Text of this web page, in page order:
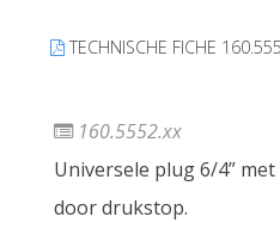
TECHNISCHE FICHE
160.5552.xx
Universele plug 6/4”
door drukstop.